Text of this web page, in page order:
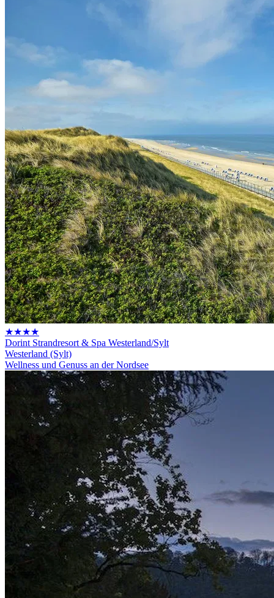
★★★★
Dorint Strandresort & Spa Westerland/Sylt
Westerland (Sylt)
Wellness und Genuss an der Nordsee